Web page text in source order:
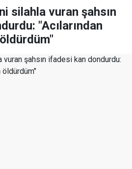
silahla vuran şahsın
"Acılarından